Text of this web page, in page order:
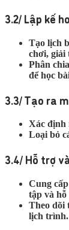
3.2/ Lập kế
Tạo lịch
chơi, giải
Phân
để học
3.3/ Tạo ra
Xác định
Loại bỏ
3.4/ Hỗ trợ
Cung
tập và
Theo dõi
lịch trình.